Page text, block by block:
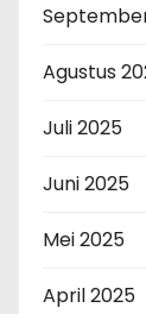
Agustus
Juli 2025
Juni 2025
Mei 2025
April 2025